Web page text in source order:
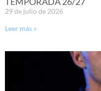
29 de julio de 2026
Leer más »